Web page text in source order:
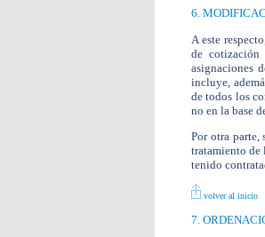
6.
A este
de cotización
asignaciones
incluye,
de todos los
no en la base
Por otra parte,
tratamiento de
tenido
volver al inicio
7.